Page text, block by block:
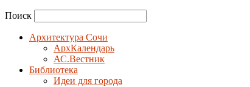
Поиск
Архитектура Сочи
АрхКалендарь
АС.Вестник
Библиотека
Идеи для города